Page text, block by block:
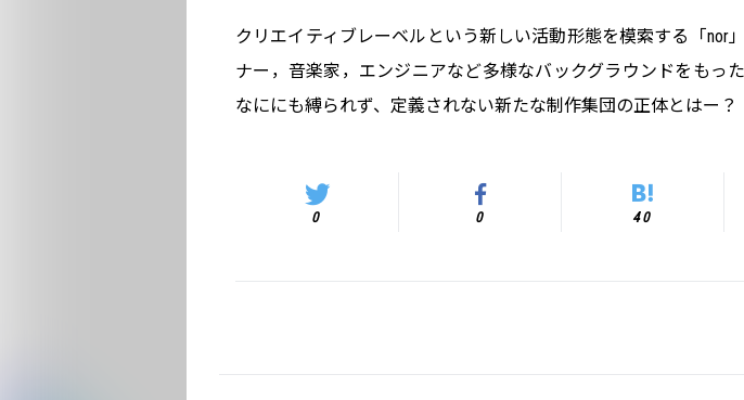
クリエイティブレーベルという新しい活動形態を模索する「nor
ナー，音楽家，エンジニアなど多様なバックグラウンドをもっ
なににも縛られず、定義されない新たな制作集団の正体とはー？
0 0 40